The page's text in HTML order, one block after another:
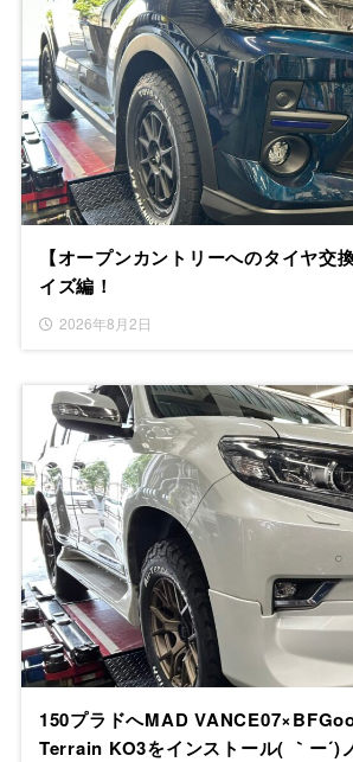
【オープンカントリーへのタイヤ交
イズ編！
2026年8月2日
150プラドへMAD
Terrain KO3をインストール( ｀ー´)